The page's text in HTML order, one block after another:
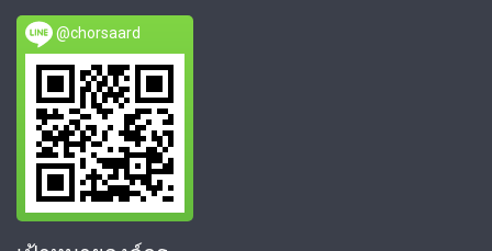
@chorsaard